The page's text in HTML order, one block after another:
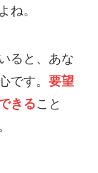
ね。
ると、あな
です。 要望
きること